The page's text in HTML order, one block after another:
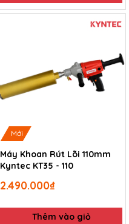
Mới
Máy Khoan Rút Lõi 110mm
Kyntec KT35 - 110
2.490.000₫
Thêm vào giỏ